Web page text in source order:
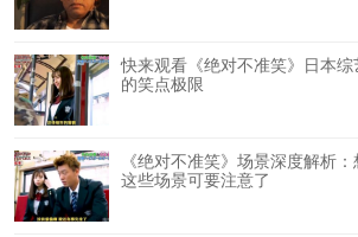
快来观看《绝对不准笑》日本
的笑点极限
《绝对不准笑》场景深度解析
这些场景可要注意了